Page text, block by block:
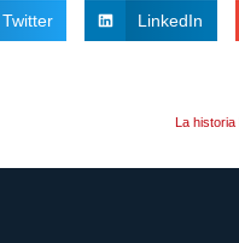
Twitter LinkedIn
La historia